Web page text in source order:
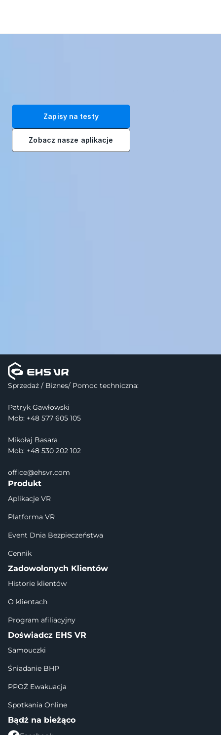
Zapisy na testy
Zobacz nasze aplikacje
Sprzedaż / Biznes/ Pomoc techniczna:
Patryk Gawłowski
Mob: +48 577 605 105
Mikołaj Basara
Mob: +48 530 202 102
office@ehsvr.com
Produkt
Aplikacje VR
Platforma VR
Event Dnia Bezpieczeństwa
Cennik
Zadowolonych Klientów
Historie klientów
O klientach
Program afiliacyjny
Doświadcz EHS VR
Samouczki
Śniadanie BHP
PPOŻ Ewakuacja
Spotkania Online
Bądź na bieżąco